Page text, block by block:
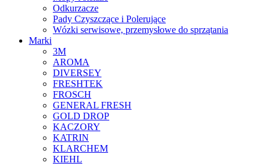
Odkurzacze
Pady Czyszczące i Polerujące
Wózki serwisowe, przemysłowe do sprzątania
Marki
3M
AROMA
DIVERSEY
FRESHTEK
FROSCH
GENERAL FRESH
GOLD DROP
KACZORY
KATRIN
KLARCHEM
KIEHL